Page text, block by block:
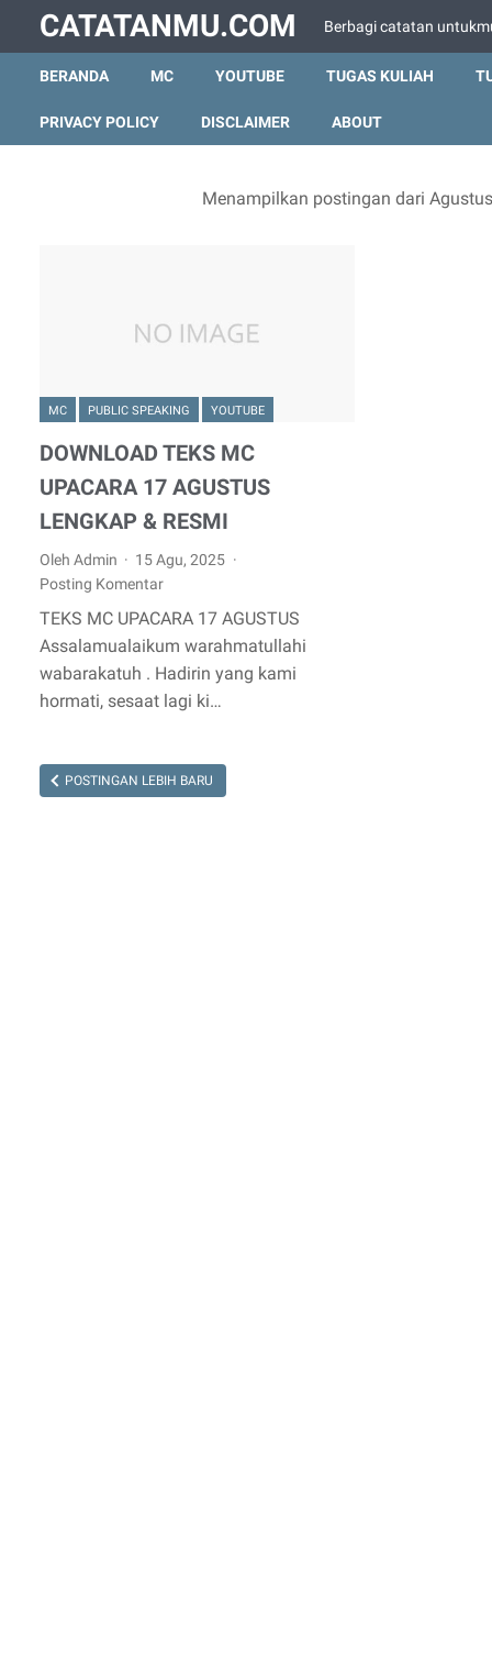
CATATANMU.COM Berbagi catatan
BERANDA MC YOUTUBE TUGAS KULIAH
PRIVACY POLICY DISCLAIMER ABOUT
Menampilkan postingan dari
MC PUBLIC SPEAKING YOUTUBE
DOWNLOAD TEKS MC
UPACARA 17 AGUSTUS
LENGKAP & RESMI
Oleh Admin
15 Agu, 2025
Posting Komentar
TEKS MC UPACARA 17 AGUSTUS
Assalamualaikum warahmatullahi
wabarakatuh . Hadirin yang kami
hormati, sesaat lagi ki…
POSTINGAN LEBIH BARU